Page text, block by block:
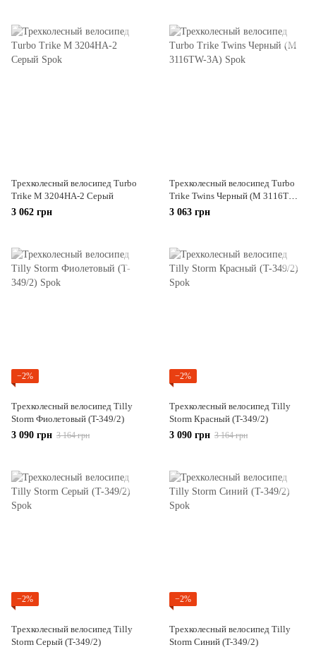
Трехколесный велосипед Turbo
Trike M 3204HA-2 Серый
3 062 грн
Трехколесный велосипед Turbo
Trike Twins Черный (M 3116TW-
3A)
3 063 грн
−2%
Трехколесный велосипед Tilly
Storm Фиолетовый (T-349/2)
3 090 грн 3 164 грн
−2%
Трехколесный велосипед Tilly
Storm Красный (T-349/2)
3 090 грн 3 164 грн
−2%
Трехколесный велосипед Tilly
Storm Серый (T-349/2)
−2%
Трехколесный велосипед Tilly
Storm Синий (T-349/2)